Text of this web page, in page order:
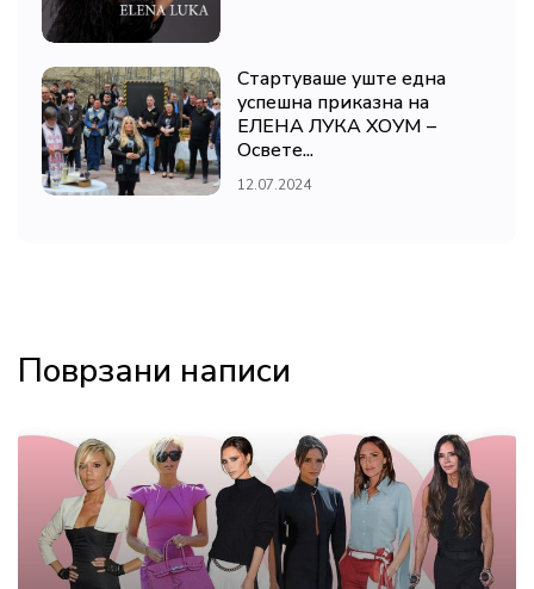
Стартуваше уште една
успешна приказна на
ЕЛЕНА ЛУКА ХОУМ –
Освете...
12.07.2024
Поврзани написи